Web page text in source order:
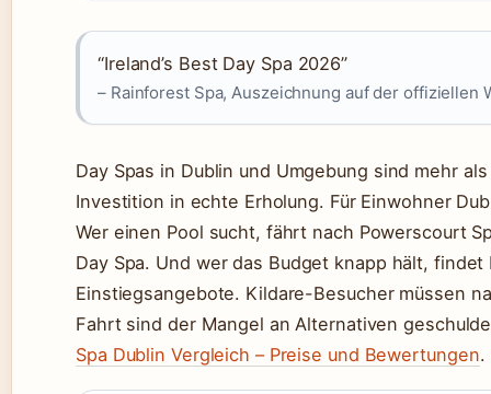
“Ireland’s Best Day Spa 2026”
– Rainforest Spa, Auszeichnung auf der offiziellen
Day Spas in Dublin und Umgebung sind mehr
Investition in echte Erholung. Für Einwohner
Wer einen Pool sucht, fährt nach Powerscourt
Day Spa. Und wer das Budget knapp hält,
Einstiegsangebote. Kildare-Besucher müssen
Fahrt sind der Mangel an Alternativen
Spa Dublin Vergleich – Preise und Bewertungen.